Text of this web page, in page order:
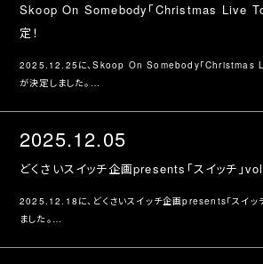
Skoop On Somebody「Christmas Live
定！
2025.12.25に、Skoop On Somebody「Christmas
が決定しました。
2025.12.05
どくさいスイッチ企画presents「スイッチ」
2025.12.18に、どくさいスイッチ企画presents「スイ
ました。